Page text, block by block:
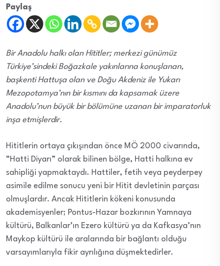
Paylaş
Bir Anadolu halkı olan Hititler; merkezi günümüz
Türkiye’sindeki Boğazkale yakınlarına konuşlanan,
başkenti Hattuşa olan ve Doğu Akdeniz ile Yukarı
Mezopotamya’nın bir kısmını da kapsamak üzere
Anadolu’nun büyük bir bölümüne uzanan bir imparatorluk
inşa etmişlerdir.
Hititlerin ortaya çıkışından önce MÖ 2000 civarında,
“Hatti Diyarı” olarak bilinen bölge, Hatti halkına ev
sahipliği yapmaktaydı. Hattiler, fetih veya peyderpey
asimile edilme sonucu yeni bir Hitit devletinin parçası
olmuşlardır. Ancak Hititlerin kökeni konusunda
akademisyenler; Pontus-Hazar bozkırının Yamnaya
kültürü, Balkanlar’ın Ezero kültürü ya da Kafkasya’nın
Maykop kültürü ile aralarında bir bağlantı olduğu
varsayımlarıyla fikir ayrılığına düşmektedirler.